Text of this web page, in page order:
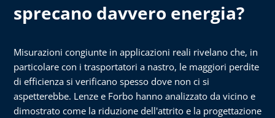
sprecano davvero energia?
Misurazioni congiunte in applicazioni reali rivelano che, in
particolare con i trasportatori a nastro, le maggiori perdite
di efficienza si verificano spesso dove non ci si
aspetterebbe. Lenze e Forbo hanno analizzato da vicino e
dimostrato come la riduzione dell'attrito e la progettazione